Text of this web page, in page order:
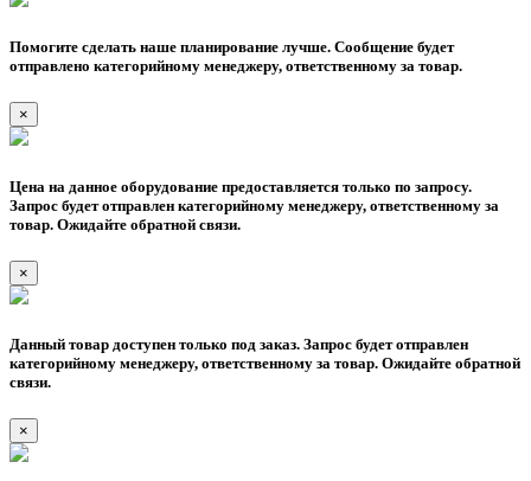
Помогите сделать наше планирование лучше. Сообщение будет
отправлено категорийному менеджеру, ответственному за товар.
×
Цена на данное оборудование предоставляется только по запросу.
Запрос будет отправлен категорийному менеджеру, ответственному за
товар. Ожидайте обратной связи.
×
Данный товар доступен только под заказ. Запрос будет отправлен
категорийному менеджеру, ответственному за товар. Ожидайте обратной
связи.
×